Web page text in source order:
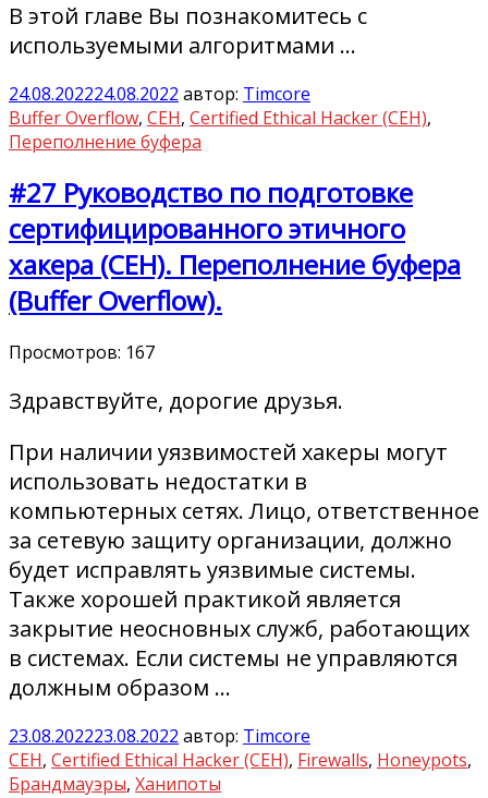
В этой главе Вы познакомитесь с
используемыми алгоритмами …
24.08.202224.08.2022 автор: Timcore
Buffer Overflow, CEH, Certified Ethical Hacker (CEH),
Переполнение буфера
#27 Руководство по подготовке
сертифицированного этичного
хакера (CEH). Переполнение буфера
(Buffer Overflow).
Просмотров: 167
Здравствуйте, дорогие друзья.
При наличии уязвимостей хакеры могут
использовать недостатки в
компьютерных сетях. Лицо, ответственное
за сетевую защиту организации, должно
будет исправлять уязвимые системы.
Также хорошей практикой является
закрытие неосновных служб, работающих
в системах. Если системы не управляются
должным образом …
23.08.202223.08.2022 автор: Timcore
CEH, Certified Ethical Hacker (CEH), Firewalls, Honeypots,
Брандмауэры, Ханипоты